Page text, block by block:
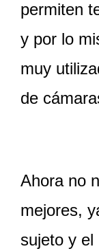
permiten
y por lo
muy
de
Ahora no
mejores,
sujeto y el